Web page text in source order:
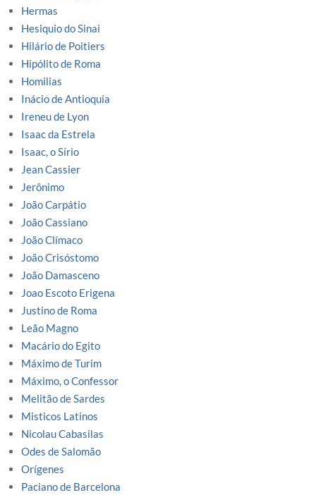
Hermas
Hesiquio do Sinai
Hilário de Poitiers
Hipólito de Roma
Homilias
Inácio de Antioquia
Ireneu de Lyon
Isaac da Estrela
Isaac, o Sírio
Jean Cassier
Jerônimo
João Carpátio
João Cassiano
João Clímaco
João Crisóstomo
João Damasceno
Joao Escoto Erigena
Justino de Roma
Leão Magno
Macário do Egito
Máximo de Turim
Máximo, o Confessor
Melitão de Sardes
Misticos Latinos
Nicolau Cabasilas
Odes de Salomão
Orígenes
Paciano de Barcelona